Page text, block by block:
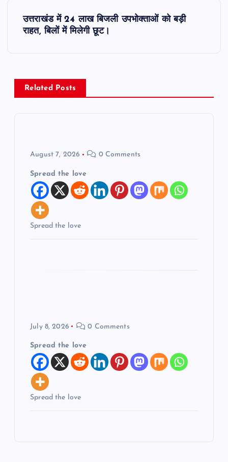
a
उत्तराखंड में 24 लाख बिजली उपभोक्ताओं को बड़ी
राहत, बिलों में मिलेगी छूट।
Related Posts
August 7, 2026 0 Comments
Spread the love
Spread the love
July 8, 2026 0 Comments
Spread the love
Spread the love